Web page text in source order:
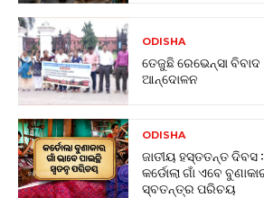
ODISHA
ତେଜୁଛି ରେଭେନ୍ସା
ଆନ୍ଦୋଳନ
ODISHA
ଜାତୀୟ ହସ୍ତତନ୍ତ ଦିବସ
କର୍ଡୋଲା ଗାଁ ଏବେ
ସ୍ବତନ୍ତ୍ର ପରିଚୟ